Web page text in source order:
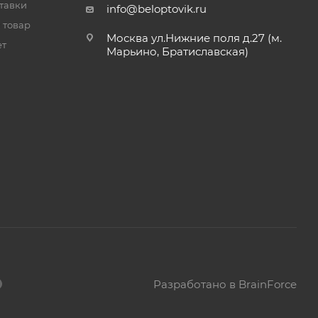
товар
info@beloptovik.ru
Москва ул.Нижние поля д.27 (м.
Марьино, Братиславская)
Разработано в BrainForce